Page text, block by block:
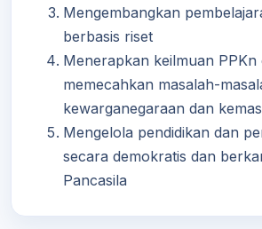
Mengembangkan
berbasis riset
Menerapkan keilmuan PPKn
memecahkan masalah-
kewarganegaraan dan
Mengelola pendidikan dan
secara demokratis dan
Pancasila